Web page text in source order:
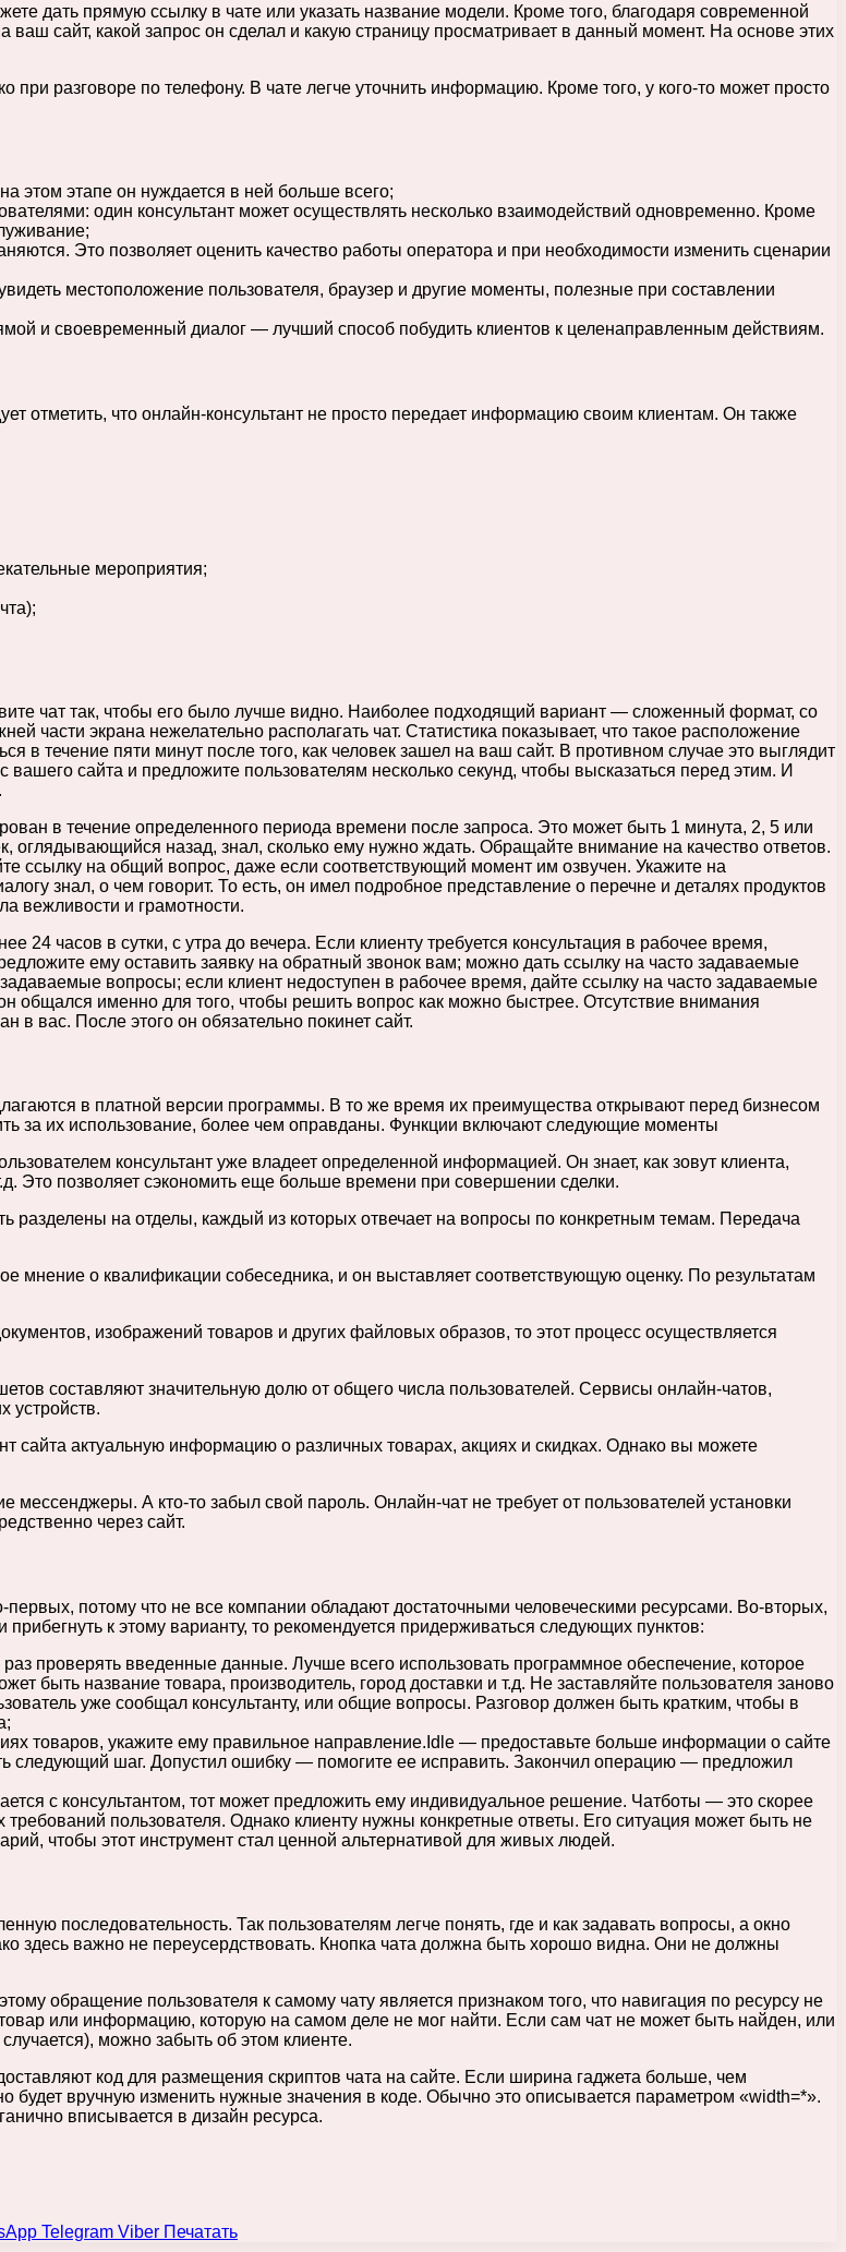
дать прямую ссылку в чате или указать название модели. Кроме того, благодаря современной
ваш сайт, какой запрос он сделал и какую страницу просматривает в данный момент. На основе этих
разговоре по телефону. В чате легче уточнить информацию. Кроме того, у кого-то может просто
этом этапе он нуждается в ней больше всего;
один консультант может осуществлять несколько взаимодействий одновременно. Кроме
Это позволяет оценить качество работы оператора и при необходимости изменить сценарии
местоположение пользователя, браузер и другие моменты, полезные при составлении
и своевременный диалог — лучший способ побудить клиентов к целенаправленным действиям.
отметить, что онлайн-консультант не просто передает информацию своим клиентам. Он также
мероприятия;
чат так, чтобы его было лучше видно. Наиболее подходящий вариант — сложенный формат, со
части экрана нежелательно располагать чат. Статистика показывает, что такое расположение
в течение пяти минут после того, как человек зашел на ваш сайт. В противном случае это выглядит
сайта и предложите пользователям несколько секунд, чтобы высказаться перед этим. И
в течение определенного периода времени после запроса. Это может быть 1 минута, 2, 5 или
оглядывающийся назад, знал, сколько ему нужно ждать. Обращайте внимание на качество ответов.
ссылку на общий вопрос, даже если соответствующий момент им озвучен. Укажите на
знал, о чем говорит. То есть, он имел подробное представление о перечне и деталях продуктов
вежливости и грамотности.
часов в сутки, с утра до вечера. Если клиенту требуется консультация в рабочее время,
ему оставить заявку на обратный звонок вам; можно дать ссылку на часто задаваемые
вопросы; если клиент недоступен в рабочее время, дайте ссылку на часто задаваемые
общался именно для того, чтобы решить вопрос как можно быстрее. Отсутствие внимания
в вас. После этого он обязательно покинет сайт.
в платной версии программы. В то же время их преимущества открывают перед бизнесом
за их использование, более чем оправданы. Функции включают следующие моменты
консультант уже владеет определенной информацией. Он знает, как зовут клиента,
Это позволяет сэкономить еще больше времени при совершении сделки.
разделены на отделы, каждый из которых отвечает на вопросы по конкретным темам. Передача
мнение о квалификации собеседника, и он выставляет соответствующую оценку. По результатам
изображений товаров и других файловых образов, то этот процесс осуществляется
составляют значительную долю от общего числа пользователей. Сервисы онлайн-чатов,
устройств.
сайта актуальную информацию о различных товарах, акциях и скидках. Однако вы можете
мессенджеры. А кто-то забыл свой пароль. Онлайн-чат не требует от пользователей установки
через сайт.
потому что не все компании обладают достаточными человеческими ресурсами. Во-вторых,
к этому варианту, то рекомендуется придерживаться следующих пунктов:
проверять введенные данные. Лучше всего использовать программное обеспечение, которое
быть название товара, производитель, город доставки и т.д. Не заставляйте пользователя заново
уже сообщал консультанту, или общие вопросы. Разговор должен быть кратким, чтобы в
товаров, укажите ему правильное направление.Idle — предоставьте больше информации о сайте
следующий шаг. Допустил ошибку — помогите ее исправить. Закончил операцию — предложил
с консультантом, тот может предложить ему индивидуальное решение. Чатботы — это скорее
пользователя. Однако клиенту нужны конкретные ответы. Его ситуация может быть не
чтобы этот инструмент стал ценной альтернативой для живых людей.
последовательность. Так пользователям легче понять, где и как задавать вопросы, а окно
здесь важно не переусердствовать. Кнопка чата должна быть хорошо видна. Они не должны
обращение пользователя к самому чату является признаком того, что навигация по ресурсу не
или информацию, которую на самом деле не мог найти. Если сам чат не может быть найден, или
можно забыть об этом клиенте.
код для размещения скриптов чата на сайте. Если ширина гаджета больше, чем
вручную изменить нужные значения в коде. Обычно это описывается параметром «width=*».
вписывается в дизайн ресурса.
Telegram Viber Печатать